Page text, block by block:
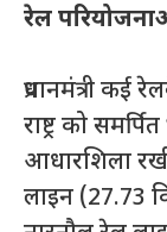
रेल
प्रधानमंत्री
राष्ट्र को
आधारशिला
लाइन (27.73